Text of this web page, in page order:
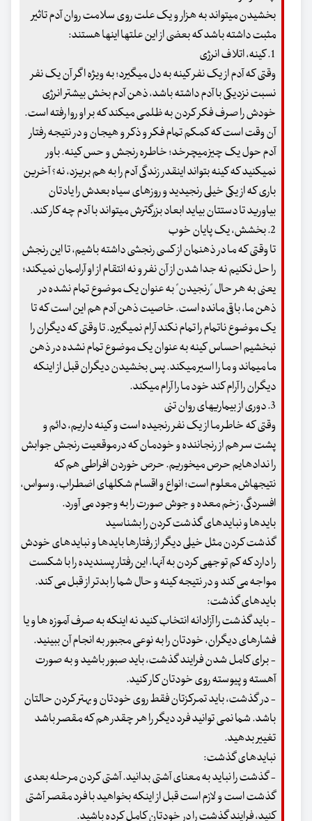
بخشیدن می‏تواند به هزار و یک علت روی سلامت روان آدم تاثیر
مثبت داشته باشد که بعضی از این علت‏ها اینها هستند:
1. کینه، اتلاف انرژی
وقتی که آدم از یک نفر کینه به دل می‏گیرد؛ به ویژه اگر آن یک نفر
نسبت نزدیکی با آدم داشته باشد، ذهن آدم بخش بیشتر انرژی
خودش را صرف فکر کردن به ظلمی می‏کند که بر او روا رفته است.
آن وقت است که کم‏کم تمام فکر و ذکر و هیجان و در نتیجه رفتار
آدم حول یک چیز می‏چرخد؛ خاطره رنجش و حس کینه. باور
نمی‏کنید که کینه بتواند اینقدر زندگی آدم را به هم بریزد، نه؟ آخرین
باری که از یکی خیلی رنجیدید و روزهای سیاه بعدش را یادتان
بیاورید تا دستتان بیاید ابعاد بزرگ‏ترش می‏تواند با آدم چه کار کند.
2. بخشش، یک پایان خوب
تا وقتی که ما در ذهنمان از کسی رنجشی داشته باشیم، تا این رنجش
را حل نکنیم نه جدا شدن از آن نفر و نه انتقام از او آراممان نمی‏کند؛
یعنی به هر حال "رنجیدن" به عنوان یک موضوع تمام نشده در
ذهن ما، باقی مانده است. خاصیت ذهن آدم هم این است که تا
یک موضوع ناتمام را تمام نکند آرام نمی‏گیرد. تا وقتی که دیگران را
نبخشیم احساس کینه به عنوان یک موضوع تمام نشده در ذهن
ما می‏ماند و ما را اسیر می‏کند. پس بخشیدن دیگران قبل از اینکه
دیگران را آرام کند خود ما را آرام می‏کند.
3. دوری از بیماری‏های روان تنی
وقتی که خاطر ما از یک نفر رنجیده است و کینه داریم، دائم و
پشت سر هم از رنجاننده و خودمان که در موقعیت رنجش جوابش
را نداده‏ایم حرص می‏خوریم. حرص خوردن افراطی هم که
نتیجه‏اش معلوم است؛ انواع و اقسام شکل‏های اضطراب، وسواس،
افسردگی، زخم معده و جوش صورت را به وجود می‏ آورد.
بایدها و نبایدهای گذشت کردن را بشناسید
گذشت کردن مثل خیلی دیگر از رفتارها بایدها و نبایدهای خودش
را دارد که کم توجهی کردن به آنها، این رفتار پسندیده را با شکست
مواجه می کند و در نتیجه کینه و حال شما را بدتر از قبل می کند.
بایدهای گذشت:
- باید گذشت را آزادانه انتخاب کنید نه اینکه به صرف آموزه ها و یا
فشارهای دیگران، خودتان را به نوعی مجبور به انجام آن ببینید.
- برای کامل شدن فرایند گذشت، باید صبور باشید و به صورت
آهسته و پیوسته روی خودتان کار کنید.
- در گذشت، باید تمرکزتان فقط روی خودتان و بهتر کردن حالتان
باشد. شما نمی توانید فرد دیگر را هر چقدر هم که مقصر باشد
تغییر بدهید.
نبایدهای گذشت:
- گذشت را نباید به معنای آشتی بدانید. آشتی کردن مرحله بعدی
گذشت است و لازم است قبل از اینکه بخواهید با فرد مقصر آشتی
کنید، فرایند گذشت را در خودتان کامل کرده باشید.